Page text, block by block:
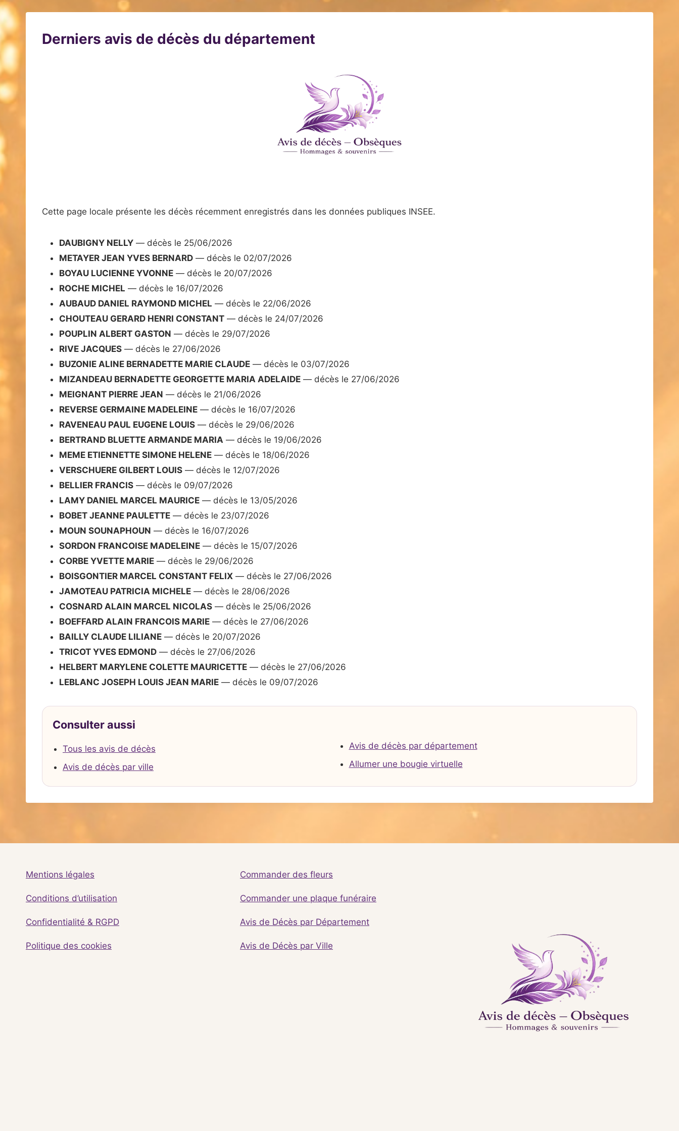
Derniers avis de décès du département
Cette page locale présente les décès récemment enregistrés dans les données publiques INSEE.
DAUBIGNY NELLY — décès le 25/06/2026
METAYER JEAN YVES BERNARD — décès le 02/07/2026
BOYAU LUCIENNE YVONNE — décès le 20/07/2026
ROCHE MICHEL — décès le 16/07/2026
AUBAUD DANIEL RAYMOND MICHEL — décès le 22/06/2026
CHOUTEAU GERARD HENRI CONSTANT — décès le 24/07/2026
POUPLIN ALBERT GASTON — décès le 29/07/2026
RIVE JACQUES — décès le 27/06/2026
BUZONIE ALINE BERNADETTE MARIE CLAUDE — décès le 03/07/2026
MIZANDEAU BERNADETTE GEORGETTE MARIA ADELAIDE — décès le 27/06/2026
MEIGNANT PIERRE JEAN — décès le 21/06/2026
REVERSE GERMAINE MADELEINE — décès le 16/07/2026
RAVENEAU PAUL EUGENE LOUIS — décès le 29/06/2026
BERTRAND BLUETTE ARMANDE MARIA — décès le 19/06/2026
MEME ETIENNETTE SIMONE HELENE — décès le 18/06/2026
VERSCHUERE GILBERT LOUIS — décès le 12/07/2026
BELLIER FRANCIS — décès le 09/07/2026
LAMY DANIEL MARCEL MAURICE — décès le 13/05/2026
BOBET JEANNE PAULETTE — décès le 23/07/2026
MOUN SOUNAPHOUN — décès le 16/07/2026
SORDON FRANCOISE MADELEINE — décès le 15/07/2026
CORBE YVETTE MARIE — décès le 29/06/2026
BOISGONTIER MARCEL CONSTANT FELIX — décès le 27/06/2026
JAMOTEAU PATRICIA MICHELE — décès le 28/06/2026
COSNARD ALAIN MARCEL NICOLAS — décès le 25/06/2026
BOEFFARD ALAIN FRANCOIS MARIE — décès le 27/06/2026
BAILLY CLAUDE LILIANE — décès le 20/07/2026
TRICOT YVES EDMOND — décès le 27/06/2026
HELBERT MARYLENE COLETTE MAURICETTE — décès le 27/06/2026
LEBLANC JOSEPH LOUIS JEAN MARIE — décès le 09/07/2026
Consulter aussi
Tous les avis de décès
Avis de décès par ville
Avis de décès par département
Allumer une bougie virtuelle
Mentions légales
Conditions d’utilisation
Confidentialité & RGPD
Politique des cookies
Commander des fleurs
Commander une plaque funéraire
Avis de Décès par Département
Avis de Décès par Ville